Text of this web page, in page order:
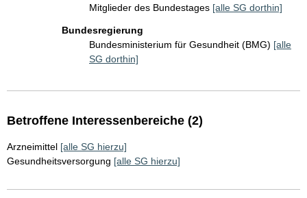
Mitglieder des Bundestages [alle SG dorthin]
Bundesregierung
Bundesministerium für Gesundheit (BMG) [alle
SG dorthin]
Betroffene Interessenbereiche (2)
Arzneimittel [alle SG hierzu]
Gesundheitsversorgung [alle SG hierzu]